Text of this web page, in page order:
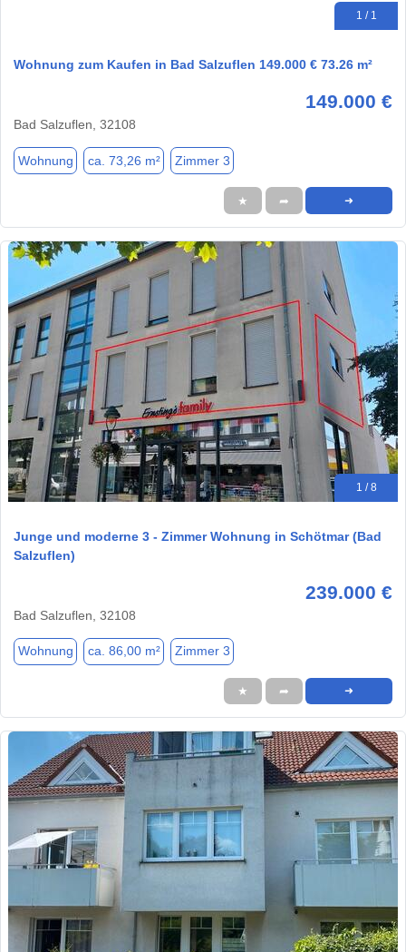
1 / 1
Wohnung zum Kaufen in Bad Salzuflen 149.000 € 73.26 m²
149.000 €
Bad Salzuflen, 32108
Wohnung ca. 73,26 m² Zimmer 3
★ ➦ ➜
1 / 8
Junge und moderne 3 - Zimmer Wohnung in Schötmar (Bad
Salzuflen)
239.000 €
Bad Salzuflen, 32108
Wohnung ca. 86,00 m² Zimmer 3
★ ➦ ➜